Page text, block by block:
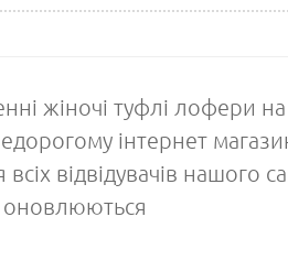
жіночі туфлі лофери на
інтернет
всіх відвідувачів нашого
оновлюються